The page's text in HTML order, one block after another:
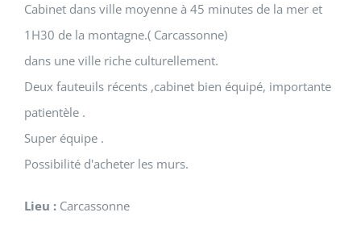
Cabinet dans ville moyenne à 45 minutes de la mer et
1H30 de la montagne.( Carcassonne)
dans une ville riche culturellement.
Deux fauteuils récents ,cabinet bien équipé, importante
patientèle .
Super équipe .
Possibilité d'acheter les murs.
Lieu : Carcassonne